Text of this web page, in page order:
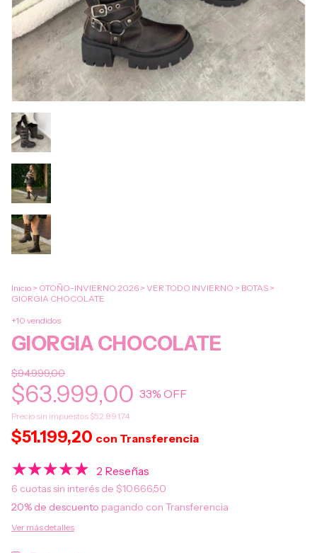
Inicio > OTOÑO-INVIERNO 2026 > VER TODO INVIERNO > BOTAS >
GIORGIA CHOCOLATE
+10 vendidos
GIORGIA CHOCOLATE
$94.999,00
$63.999,00 33% OFF
Precio sin impuestos $52.891,74
$51.199,20 con Transferencia
2 Reseñas
6 cuotas sin interés de $10.666,50
20% de descuento pagando con Transferencia
Ver más detalles